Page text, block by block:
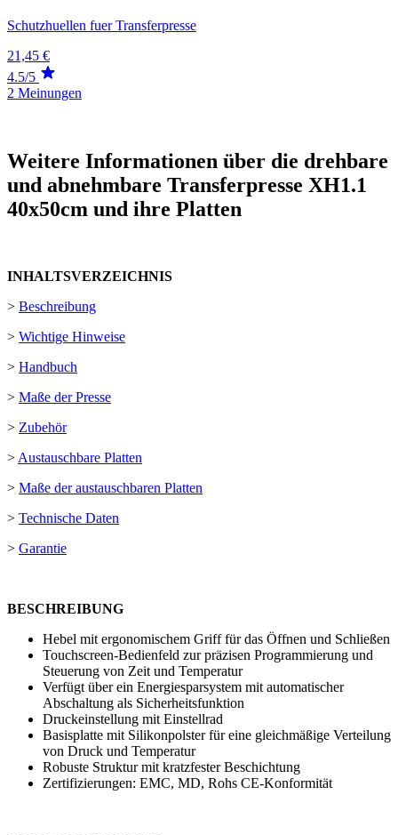
Schutzhuellen fuer Transferpresse
21,45 €
4.5/5
2 Meinungen
Weitere Informationen über die drehbare
und abnehmbare Transferpresse XH1.1
40x50cm und ihre Platten
INHALTSVERZEICHNIS
> Beschreibung
> Wichtige Hinweise
> Handbuch
> Maße der Presse
> Zubehör
>Austauschbare Platten
> Maße der austauschbaren Platten
> Technische Daten
> Garantie
BESCHREIBUNG
Hebel mit ergonomischem Griff für das Öffnen und Schließen
Touchscreen-Bedienfeld zur präzisen Programmierung und
Steuerung von Zeit und Temperatur
Verfügt über ein Energiesparsystem mit automatischer
Abschaltung als Sicherheitsfunktion
Druckeinstellung mit Einstellrad
Basisplatte mit Silikonpolster für eine gleichmäßige Verteilung
von Druck und Temperatur
Robuste Struktur mit kratzfester Beschichtung
Zertifizierungen: EMC, MD, Rohs CE-Konformität